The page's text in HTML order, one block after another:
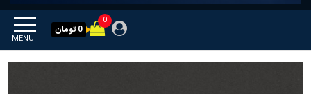
MENU
0
0 تومان